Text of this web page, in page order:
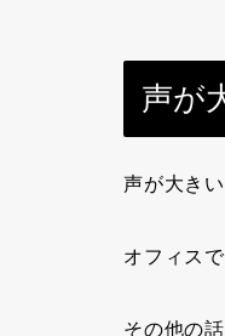
声が
声が大き
オフィス
その他の